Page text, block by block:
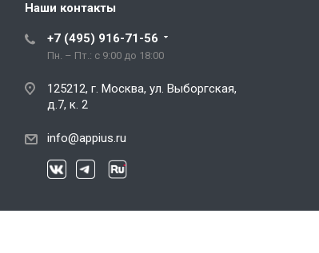
Наши контакты
+7 (495) 916-71-56
Пн. – Пт.: с 9:00 до 18:00
125212, г. Москва, ул. Выборгская,
д.7, к. 2
info@appius.ru